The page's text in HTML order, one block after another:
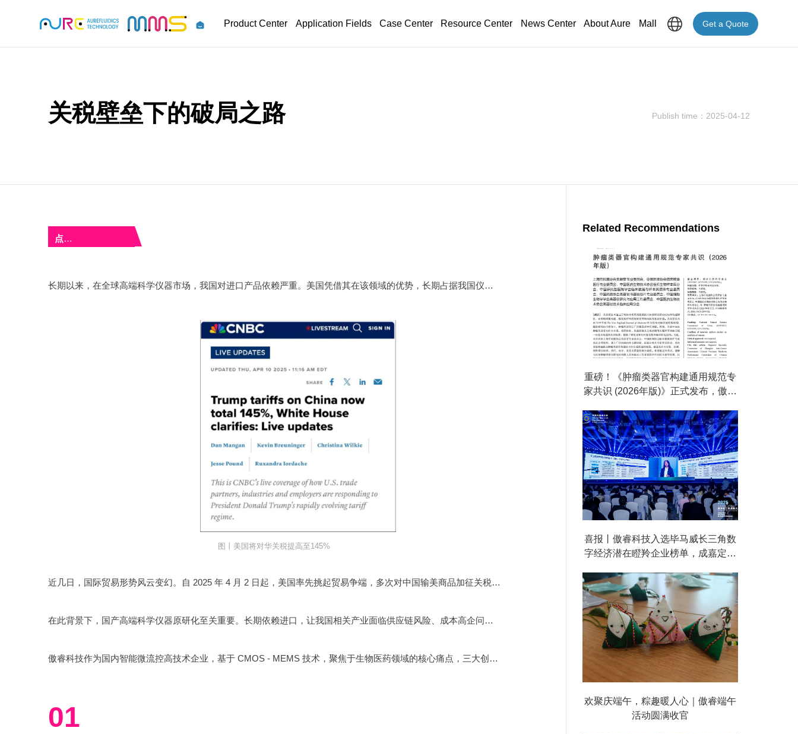
Product Center Application Fields Case Center Resource Center News Center About Aure Mall Get a Quote
关税壁垒下的破局之路 Publish time：2025-04-12
点击蓝字 关注我们
长期以来，在全球高端科学仪器市场，我国对进口产品依赖严重。美国凭借其在该领域的优势，长期占据我国仪器市场重要份额。数据显示，2016 - 2019 年我国分析仪器进口率超 80%，高校院所大型质谱仪器中 97.9% 为进口，美国产分析仪器更是其中的主要力量。
图丨美国将对华关税提高至145%
近几日，国际贸易形势风云变幻。自 2025 年 4 月 2 日起，美国率先挑起贸易争端，多次对中国输美商品加征关税， 我国也迅速反制，对原产于美国的进口商品加征关税。这
在此背景下，国产高端科学仪器原研化至关重要。长期依赖进口，让我国相关产业面临供应链风险、成本高企问题，关键技术受制于人，制约科研创新与产业升级。 实现国产原研化，
傲睿科技作为国内智能微流控高技术企业，基于 CMOS - MEMS 技术，聚焦于生物医药领域的核心痛点，三大创新平台构建起全链条解决方案，为突破国外技术垄断、实现高端仪器国产替代提供了切实可行的路径。
01
Related Recommendations
重磅！《肿瘤类器官构建通用规范专
家共识 (2026年版)》正式发布，傲睿
喜报丨傲睿科技入选毕马威长三角数
字经济潜在瞪羚企业榜单，成嘉定区
欢聚庆端午，粽趣暖人心｜傲睿端午
活动圆满收官